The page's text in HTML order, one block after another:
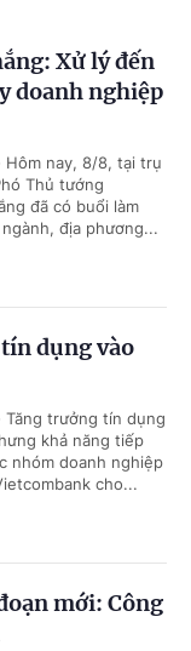
Xử lý đến
doanh nghiệp
Hôm nay, 8/8, tại trụ
Thủ tướng
đã có buổi làm
địa phương...
dụng vào
Tăng trưởng tín dụng
khả năng tiếp
nhóm doanh nghiệp
cho...
mới: Công